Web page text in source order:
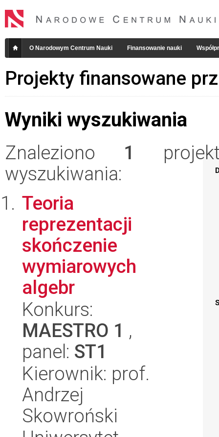
O Narodowym Centrum Nauki Finansowanie nauki
Projekty finansowane
Wyniki wyszukiwania
Znaleziono 1
wyszukiwania:
Teoria
reprezentacji
skończenie
wymiarowych
algebr
Konkurs:
MAESTRO 1 ,
panel: ST1
Kierownik: prof.
Andrzej
Skowroński